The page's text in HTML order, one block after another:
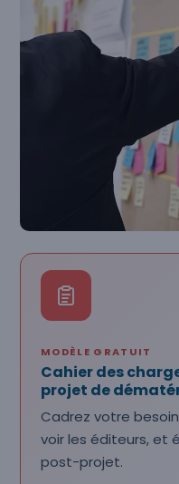
MODÈLE GRATUIT
Cahier des
projet de
Cadrez votre
voir les éditeurs, et
post-projet.